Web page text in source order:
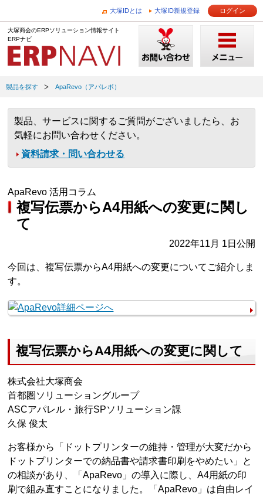
大塚IDとは 大塚ID新規登録 ログイン
大塚商会のERPソリューション情報サイト
ERPナビ
製品を探す ApaRevo（アパレボ）
製品、サービスに関するご質問がございましたら、お
気軽にお問い合わせください。
資料請求・問い合わせる
ApaRevo 活用コラム
複写伝票からA4用紙への変更に関し
て
2022年11月 1日公開
今回は、複写伝票からA4用紙への変更についてご紹介しま
す。
複写伝票からA4用紙への変更に関して
株式会社大塚商会
首都圏ソリューショングループ
ASCアパレル・旅行SPソリューション課
久保 俊太
お客様から「ドットプリンターの維持・管理が大変だから
ドットプリンターでの納品書や請求書印刷をやめたい」と
の相談があり、「ApaRevo」の導入に際し、A4用紙の印
刷で組み直すことになりました。「ApaRevo」は自由レイ